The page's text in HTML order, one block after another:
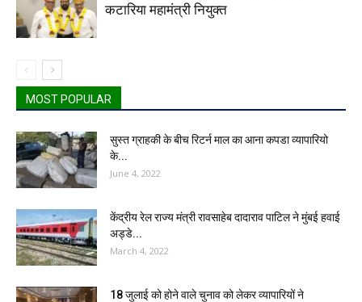
कटारिया महामंत्री नियुक्त
MOST POPULAR
सुस्त ग्राहकी के बीच रिटर्न माल का आना कपडा व्यापारियो
के...
June 4, 2022
केंद्रीय रेल राज्य मंत्री रावसाहेब दादाराव पाटिल ने मुंबई हवाई
अड्डे...
March 4, 2022
18 जुलाई को होने वाले चुनाव को लेकर व्यापारियों ने